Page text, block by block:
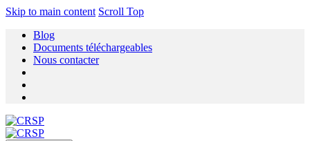
Skip to main content Scroll Top
Blog
Documents téléchargeables
Nous contacter